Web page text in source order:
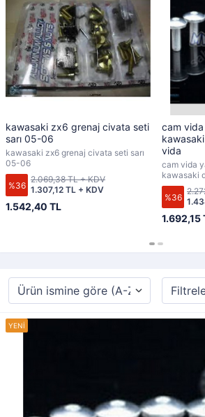
kawasaki zx6 grenaj civata seti
sarı 05-06
kawasaki zx6 grenaj civata seti sarı
05-06
%36
1.542,40 TL
1.307,12 TL + KDV
2.069,38 TL + KDV
cam
vida
cam vida
kawasaki
%36
1.692,15